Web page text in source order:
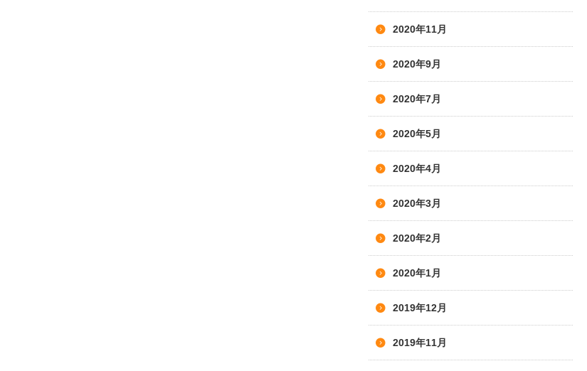
2020年11月
2020年9月
2020年7月
2020年5月
2020年4月
2020年3月
2020年2月
2020年1月
2019年12月
2019年11月